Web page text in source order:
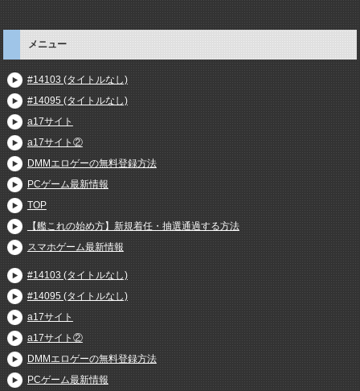
メニュー
#14103 (タイトルなし)
#14095 (タイトルなし)
a17サイト
a17サイト②
DMMエロゲーの無料登録方法
PCゲーム最新情報
TOP
【艦これの始め方】新規着任・抽選通過する方法
スマホゲーム最新情報
#14103 (タイトルなし)
#14095 (タイトルなし)
a17サイト
a17サイト②
DMMエロゲーの無料登録方法
PCゲーム最新情報